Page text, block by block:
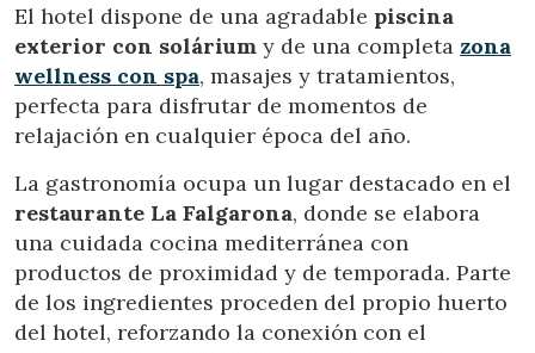
El hotel dispone de una agradable piscina
exterior con solárium y de una completa zona
wellness con spa, masajes y tratamientos,
perfecta para disfrutar de momentos de
relajación en cualquier época del año.
La gastronomía ocupa un lugar destacado en el
restaurante La Falgarona, donde se elabora
una cuidada cocina mediterránea con
productos de proximidad y de temporada. Parte
de los ingredientes proceden del propio huerto
del hotel, reforzando la conexión con el
deberá tener en cuenta que dicha acción podrá ocasionar
dificultades de navegación de la página web.
Analíticas y personalización
Permiten realizar el seguimiento y análisis del
comportamiento de los usuarios de este sitio web. La
información recogida mediante este tipo de cookies se
utiliza en la medición de la actividad de la web para la
elaboración de perfiles de navegación de los usuarios con
el fin de introducir mejoras en función del análisis de los
datos de uso que hacen los usuarios del servicio. Permiten
guardar la información de preferencia del usuario para
mejorar la calidad de nuestros servicios y para ofrecer una
mejor experiencia a través de productos recomendados.